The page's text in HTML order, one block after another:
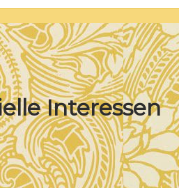
Interessen